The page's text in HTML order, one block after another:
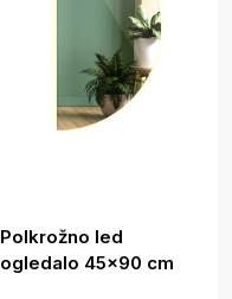
Polkrožno led
ogledalo 45x90 cm